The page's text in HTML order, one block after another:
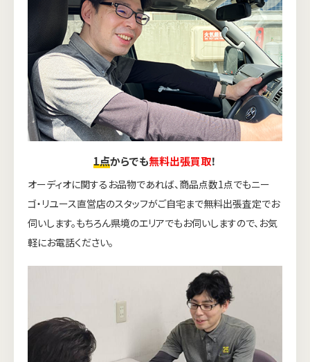
1点からでも無料出張買取！
オーディオに関するお品物であれば、商品点数1点でもニー
ゴ・リユース直営店のスタッフがご自宅まで無料出張査定でお
伺いします。もちろん県境のエリアでもお伺いしますので、お気
軽にお電話ください。